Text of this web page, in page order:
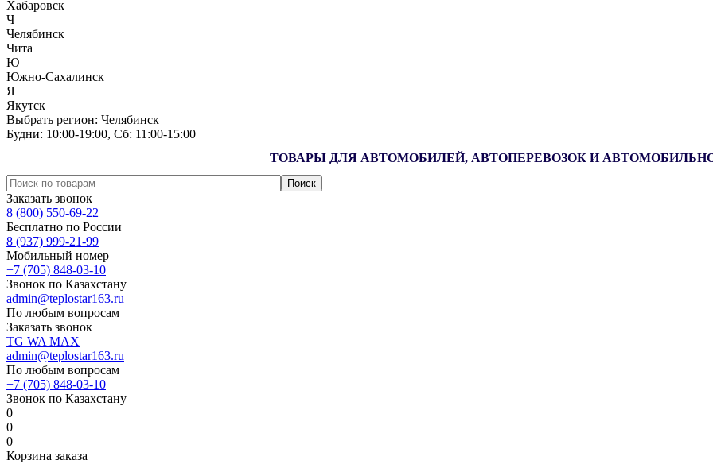
Хабаровск
Ч
Челябинск
Чита
Ю
Южно-Сахалинск
Я
Якутск
Выбрать регион: Челябинск
Будни: 10:00‑19:00, Сб: 11:00‑15:00
ТОВАРЫ ДЛЯ АВТОМОБИЛЕЙ, АВТОПЕРЕВОЗОК И
Заказать звонок
8 (800) 550-69-22
Бесплатно по России
8 (937) 999-21-99
Мобильный номер
+7 (705) 848-03-10
Звонок по Казахстану
admin@teplostar163.ru
По любым вопросам
Заказать звонок
TG WA MAX
admin@teplostar163.ru
По любым вопросам
+7 (705) 848-03-10
Звонок по Казахстану
0
0
0
Корзина заказа